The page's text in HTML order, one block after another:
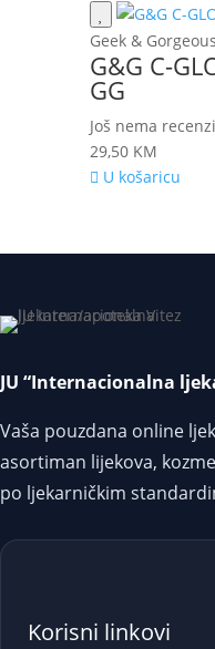
Geek & Gorgeous
G&G C-
GG
Još nema
29,50 KM
U košaricu
JU “Internacionalna
Vaša pouzdana online
asortiman lijekova,
po ljekarničkim
Korisni linkovi